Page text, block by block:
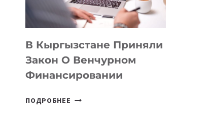
&
TECHNOLOGY
В Кыргызстане Приняли
Закон О Венчурном
Финансировании
ПОДРОБНЕЕ